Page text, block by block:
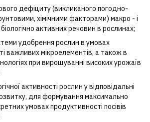
дефіциту (викликаного погодно-
хімічними факторами) макро - і
активних речовин в рослинах;
удобрення рослин в умовах
важливих мікроелементів, а також в
при вирощуванні високих урожаїв
активності рослин у відповідальні
для формування максимально
умовах продуктивності посівів